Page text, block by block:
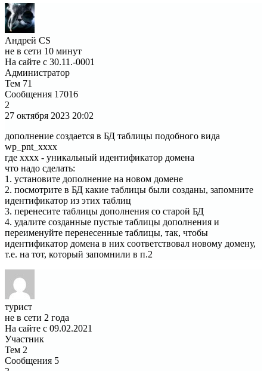
Андрей CS
не в сети 10 минут
На сайте с 30.11.-0001
Администратор
Тем 71
Сообщения 17016
2
27 октября 2023 20:02
дополнение создается в БД таблицы подобного вида
wp_pnt_xxxx
где xxxx - уникальный идентификатор домена
что надо сделать:
1. установите дополнение на новом домене
2. посмотрите в БД какие таблицы были созданы, запомните
идентификатор из этих таблиц
3. перенесите таблицы дополнения со старой БД
4. удалите созданные пустые таблицы дополнения и
переименуйте перенесенные таблицы, так, чтобы
идентификатор домена в них соответствовал новому домену,
т.е. на тот, который запомнили в п.2
турист
не в сети 2 года
На сайте с 09.02.2021
Участник
Тем 2
Сообщения 5